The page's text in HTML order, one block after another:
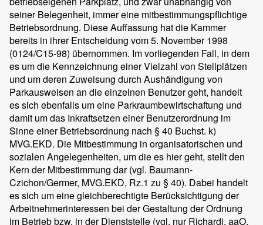
seiner Belegenheit, immer eine mitbestimmungspflichtige
Betriebsordnung. Diese Auffassung hat die Kammer
bereits in ihrer Entscheidung vom 5. November 1998
(0124/C15-98) übernommen. Im vorliegenden Fall, in dem
es um die Kennzeichnung einer Vielzahl von Stellplätzen
und um deren Zuweisung durch Aushändigung von
Parkausweisen an die einzelnen Benutzer geht, handelt
es sich ebenfalls um eine Parkraumbewirtschaftung und
damit um das Inkraftsetzen einer Benutzerordnung im
Sinne einer Betriebsordnung nach § 40 Buchst. k)
MVG.EKD. Die Mitbestimmung in organisatorischen und
sozialen Angelegenheiten, um die es hier geht, stellt den
Kern der Mitbestimmung dar (vgl. Baumann-
Czichon/Germer, MVG.EKD, Rz.1 zu § 40). Dabei handelt
es sich um eine gleichberechtigte Berücksichtigung der
Arbeitnehmerinteressen bei der Gestaltung der Ordnung
im Betrieb bzw. in der Dienststelle (vgl. nur Richardi, aaO,